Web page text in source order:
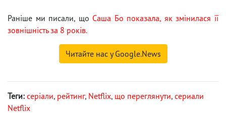
Раніше ми писали, що Саша Бо показала, як змінилася її
зовнішність за 8 років.
Читайте нас у Google.News
Теги: серіали, рейтинг, Netflix, що переглянути, сериали
Netflix